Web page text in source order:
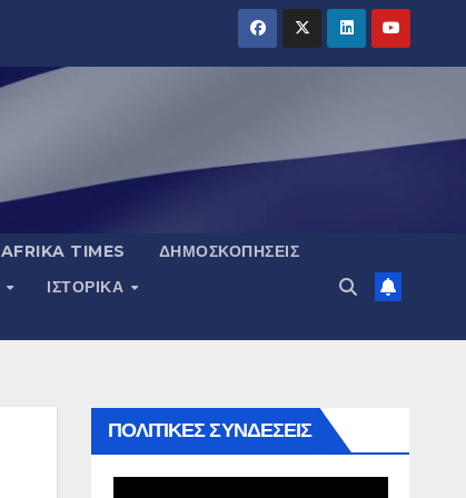
AFRIKA TIMES
ΔΗΜΟΣΚΟΠΉΣΕΙΣ
ΙΣΤΟΡΙΚΆ
ΠΟΛΙΤΙΚΕΣ ΣΥΝΔΕΣΕΙΣ